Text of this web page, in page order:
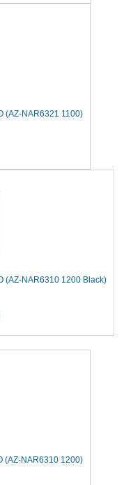
(AZ-NAR6321 1100)
(AZ-NAR6310 1200 Black)
(AZ-NAR6310 1200)